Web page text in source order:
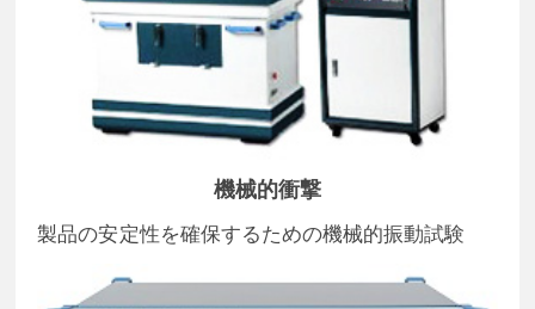
機械的衝撃
製品の安定性を確保するための機械的振動試験